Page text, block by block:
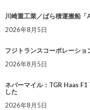
川崎重工業／ばら積運搬船「
2026年8月5日
フジトランスコーポレーシ
2026年8月5日
ネバーマイル：TGR Haas
した
2026年8月5日